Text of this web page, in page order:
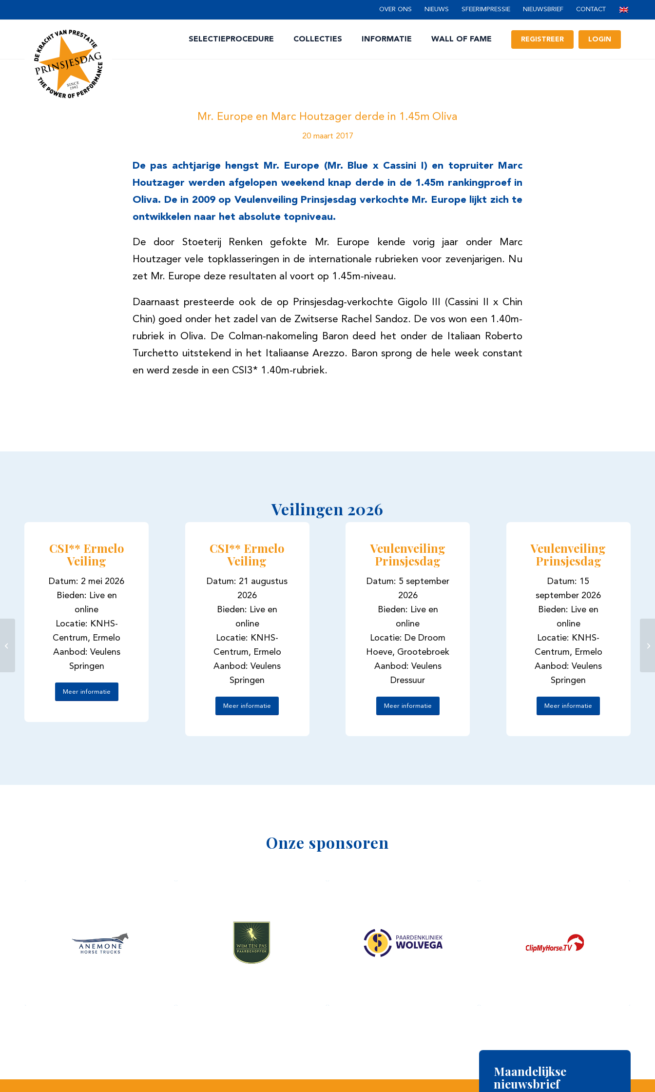
OVER ONS NIEUWS SFEERIMPRESSIE NIEUWSBRIEF CONTACT
SELECTIEPROCEDURE COLLECTIES INFORMATIE WALL OF FAME REGISTREER LOGIN
Mr. Europe en Marc Houtzager derde in 1.45m Oliva
20 maart 2017
De pas achtjarige hengst Mr. Europe (Mr. Blue x Cassini I) en topruiter Marc
Houtzager werden afgelopen weekend knap derde in de 1.45m rankingproef in
Oliva. De in 2009 op Veulenveiling Prinsjesdag verkochte Mr. Europe lijkt zich te
ontwikkelen naar het absolute topniveau.
De door Stoeterij Renken gefokte Mr. Europe kende vorig jaar onder Marc
Houtzager vele topklasseringen in de internationale rubrieken voor zevenjarigen. Nu
zet Mr. Europe deze resultaten al voort op 1.45m-niveau.
Daarnaast presteerde ook de op Prinsjesdag-verkochte Gigolo III (Cassini II x Chin
Chin) goed onder het zadel van de Zwitserse Rachel Sandoz. De vos won een 1.40m-
rubriek in Oliva. De Colman-nakomeling Baron deed het onder de Italiaan Roberto
Turchetto uitstekend in het Italiaanse Arezzo. Baron sprong de hele week constant
en werd zesde in een CSI3* 1.40m-rubriek.
Veilingen 2026
CSI** Ermelo
Veiling
Datum: 2 mei 2026
Bieden: Live en
online
Locatie: KNHS-
Centrum, Ermelo
Aanbod: Veulens
Springen
Meer informatie
CSI** Ermelo
Veiling
Datum: 21 augustus
2026
Bieden: Live en
online
Locatie: KNHS-
Centrum, Ermelo
Aanbod: Veulens
Springen
Meer informatie
Veulenveiling
Prinsjesdag
Datum: 5 september
2026
Bieden: Live en
online
Locatie: De Droom
Hoeve, Grootebroek
Aanbod: Veulens
Dressuur
Meer informatie
Veulenveiling
Prinsjesdag
Datum: 15
september 2026
Bieden: Live en
online
Locatie: KNHS-
Centrum, Ermelo
Aanbod: Veulens
Springen
Meer informatie
Onze sponsoren
Maandelijkse
nieuwsbrief
Boston STH en Denise
Nekeman op Indoor